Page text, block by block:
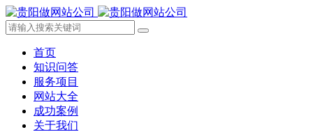
首页
知识问答
服务项目
网站大全
成功案例
关于我们